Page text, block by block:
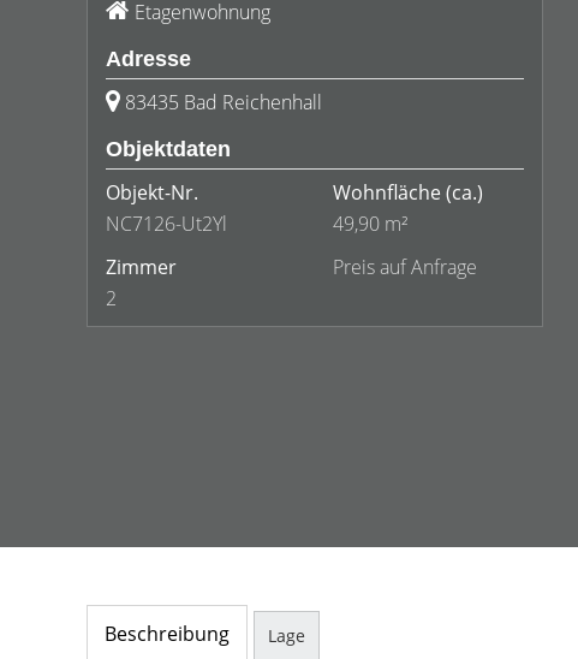
Etagenwohnung
Adresse
83435 Bad Reichenhall
Objektdaten
Objekt-Nr.
NC7126-Ut2Yl
Wohnfläche (ca.)
49,90 m²
Zimmer
2
Preis auf Anfrage
Beschreibung Lage